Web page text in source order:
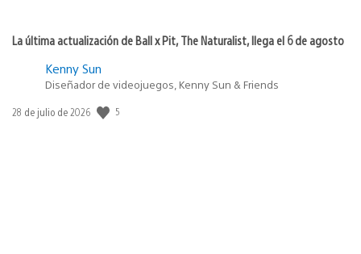
La última actualización de Ball x Pit, The Naturalist, llega el 6 de agosto
Kenny Sun
Diseñador de videojuegos, Kenny Sun & Friends
Fecha
28 de julio de 2026 5